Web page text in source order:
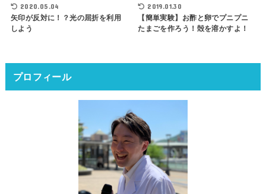
2020.05.04
矢印が反対に！？光の屈折を利用
しよう
2019.01.30
【簡単実験】お酢と卵でプニプニ
たまごを作ろう！殻を溶かすよ！
プロフィール